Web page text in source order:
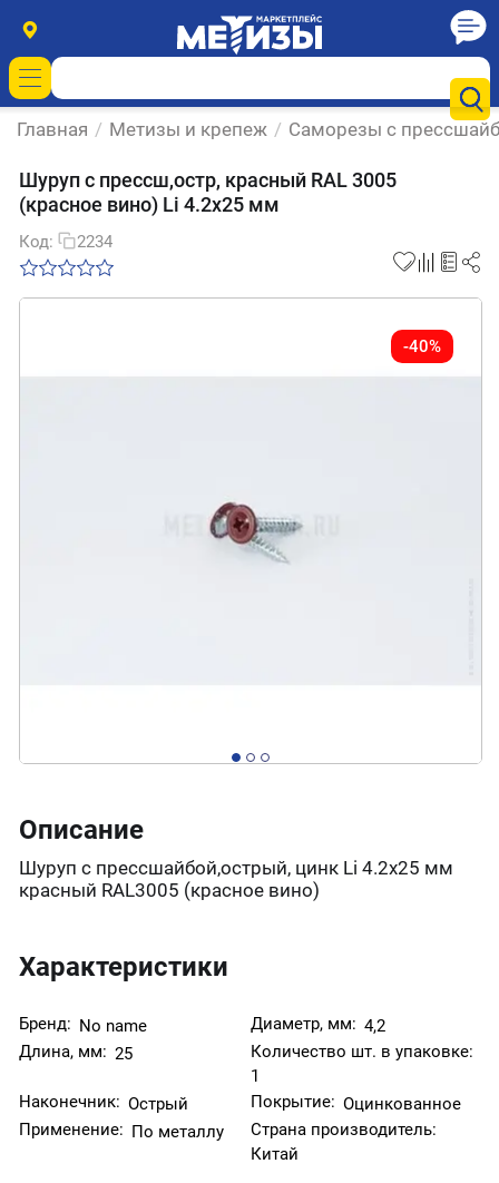
Главная / Метизы и крепеж / Саморезы с
Шуруп с прессш,остр, красный RAL 3005
(красное вино) Li 4.2х25 мм
Код: 2234
-40%
Описание
Шуруп с прессшайбой,острый, цинк Li 4.2х25 мм
красный RAL3005 (красное вино)
Характеристики
Бренд: No name Диаметр, мм: 4,2
Длина, мм: 25
Количество шт. в упаковке:
1
Наконечник: Острый Покрытие: Оцинкованное
Применение: По металлу
Страна производитель:
Китай